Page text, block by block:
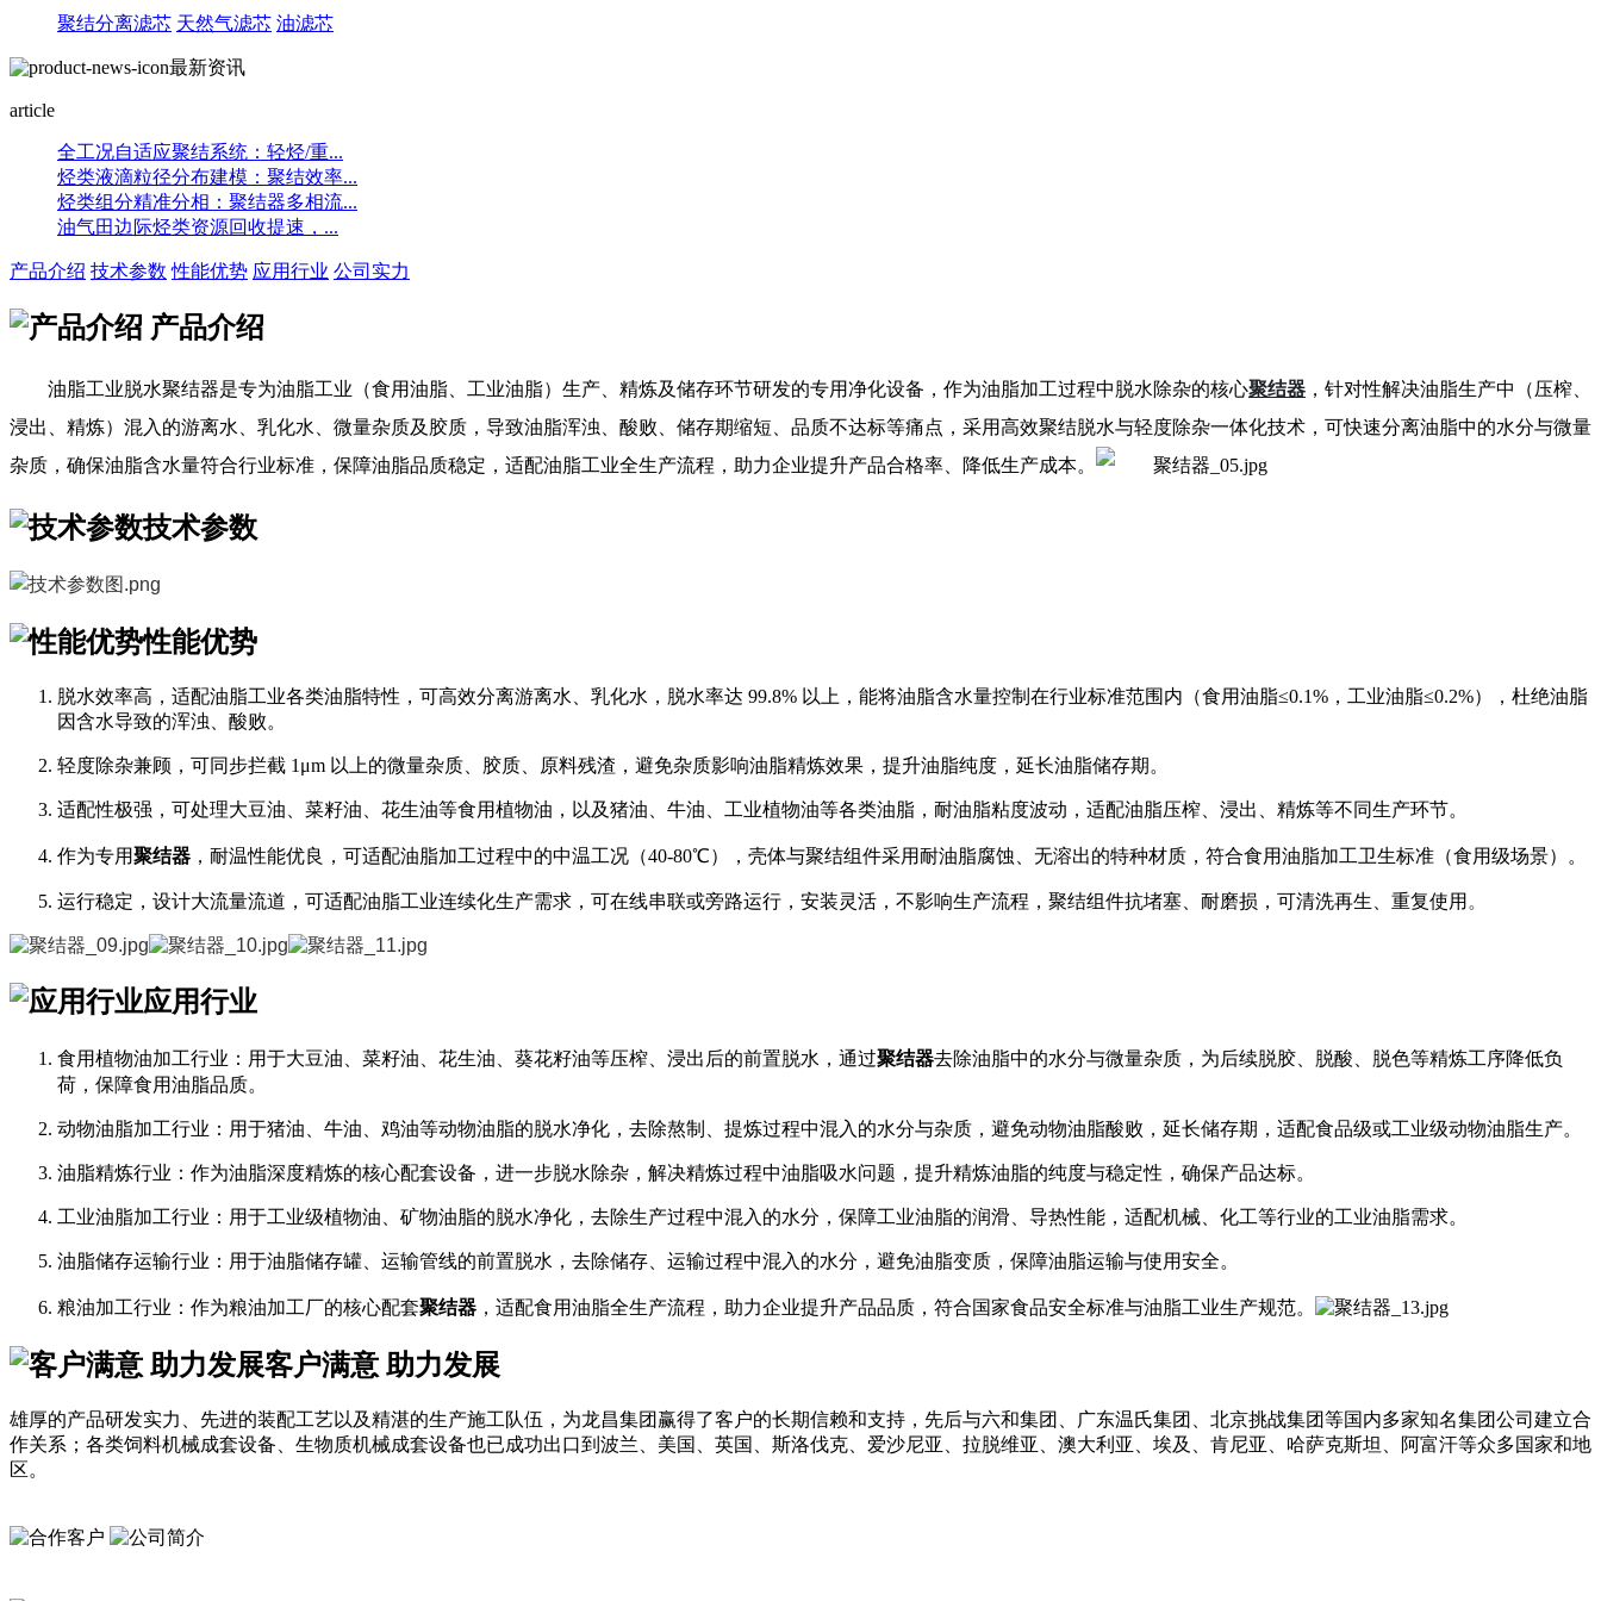
聚结分离滤芯 天然气滤芯 油滤芯
最新资讯
article
全工况自适应聚结系统：轻烃/重...
烃类液滴粒径分布建模：聚结效率...
烃类组分精准分相：聚结器多相流...
油气田边际烃类资源回收提速，...
产品介绍 技术参数 性能优势 应用行业 公司实力
产品介绍
油脂工业脱水聚结器是专为油脂工业（食用油脂、工业油脂）生产、精炼及储存环节研发的专用净化设备，作为油脂加工过程中脱水除杂的核心聚结器 ，针对性解决油脂生产中（压榨、
浸出、精炼）混入的游离水、乳化水、微量杂质及胶质，导致油脂浑浊、酸败、储存期缩短、品质不达标等痛点，采用高效聚结脱水与轻度除杂一体化技术，可快速分离油脂中的水分与微量
杂质，确保油脂含水量符合行业标准，保障油脂品质稳定，适配油脂工业全生产流程，助力企业提升产品合格率、降低生产成本。
技术参数
性能优势
脱水效率高，适配油脂工业各类油脂特性，可高效分离游离水、乳化水，脱水率达 99.8% 以上，能将油脂含水量控制在行业标准范围内（食用油脂≤0.1%，工业油脂≤0.2%），杜绝油脂
因含水导致的浑浊、酸败。
轻度除杂兼顾，可同步拦截 1μm 以上的微量杂质、胶质、原料残渣，避免杂质影响油脂精炼效果，提升油脂纯度，延长油脂储存期。
适配性极强，可处理大豆油、菜籽油、花生油等食用植物油，以及猪油、牛油、工业植物油等各类油脂，耐油脂粘度波动，适配油脂压榨、浸出、精炼等不同生产环节。
作为专用聚结器 ，耐温性能优良，可适配油脂加工过程中的中温工况（40-80℃），壳体与聚结组件采用耐油脂腐蚀、无溶出的特种材质，符合食用油脂加工卫生标准（食用级场景）。
运行稳定，设计大流量流道，可适配油脂工业连续化生产需求，可在线串联或旁路运行，安装灵活，不影响生产流程，聚结组件抗堵塞、耐磨损，可清洗再生、重复使用 。
应用行业
食用植物油加工行业：用于大豆油、菜籽油、花生油、葵花籽油等压榨、浸出后的前置脱水，通过聚结器去除油脂中的水分与微量杂质，为后续脱胶、脱酸、脱色等精炼工序降低负
荷，保障食用油脂品质。
动物油脂加工行业：用于猪油、牛油、鸡油等动物油脂的脱水净化，去除熬制、提炼过程中混入的水分与杂质，避免动物油脂酸败，延长储存期，适配食品级或工业级动物油脂生产。
油脂精炼行业：作为油脂深度精炼的核心配套设备，进一步脱水除杂，解决精炼过程中油脂吸水问题，提升精炼油脂的纯度与稳定性，确保产品达标。
工业油脂加工行业：用于工业级植物油、矿物油脂的脱水净化，去除生产过程中混入的水分，保障工业油脂的润滑、导热性能，适配机械、化工等行业的工业油脂需求。
油脂储存运输行业：用于油脂储存罐、运输管线的前置脱水，去除储存、运输过程中混入的水分，避免油脂变质，保障油脂运输与使用安全。
粮油加工行业：作为粮油加工厂的核心配套聚结器 ，适配食用油脂全生产流程，助力企业提升产品品质，符合国家食品安全标准与油脂工业生产规范。
客户满意 助力发展
雄厚的产品研发实力、先进的装配工艺以及精湛的生产施工队伍，为龙昌集团赢得了客户的长期信赖和支持，先后与六和集团、广东温氏集团、北京挑战集团等国内多家知名集团公司建立合
作关系；各类饲料机械成套设备、生物质机械成套设备也已成功出口到波兰、美国、英国、斯洛伐克、爱沙尼亚、拉脱维亚、澳大利亚、埃及、肯尼亚、哈萨克斯坦、阿富汗等众多国家和地
区。